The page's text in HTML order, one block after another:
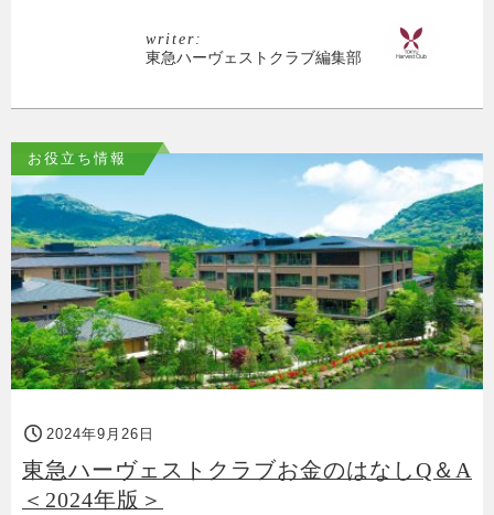
writer:
東急ハーヴェストクラブ編集部
お役立ち情報
2024年9月26日
東急ハーヴェストクラブお金のはなしQ＆A
＜2024年版＞